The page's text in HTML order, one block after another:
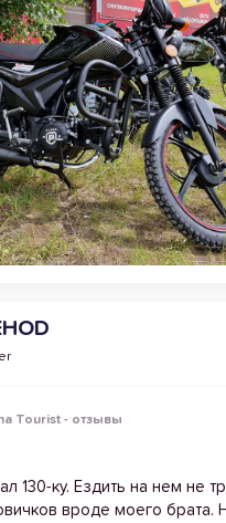
Tourist - отзывы
130-ку. Ездить на нем не
вроде моего брата.